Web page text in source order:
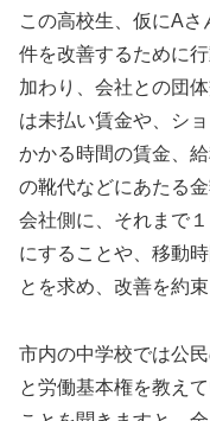
この高校生、仮にA
件を改善するために
加わり、会社との団
は未払い賃金や、シ
かかる時間の賃金、
の靴代などにあたる
会社側に、それまで
にすることや、移動
とを求め、改善を約
市内の中学校では公
と労働基本権を教え